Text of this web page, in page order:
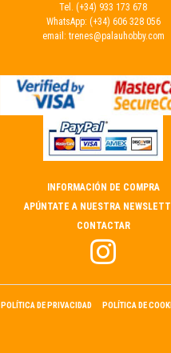
Tel. (+34) 933 173 678
WhatsApp: (+34) 606 328 056
email: trenes@palauhobby.com
INFORMACIÓN DE COMPRA
APÚNTATE A NUESTRA
CONTACTAR
POLÍTICA DE PRIVACIDAD POLÍTICA DE